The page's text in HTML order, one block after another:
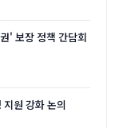
' 보장 정책 간담회
원 강화 논의